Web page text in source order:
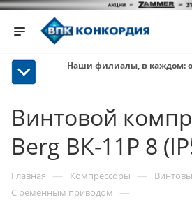
Наши филиалы, в каждом:
Винтовой
Berg ВК-11Р 8
Главная — Компрессоры —
С ременным приводом —